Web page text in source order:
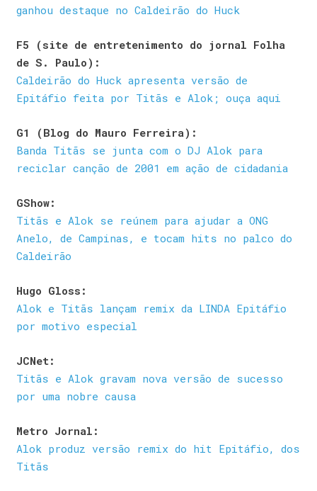
ganhou destaque no Caldeirão do Huck
F5 (site de entretenimento do jornal Folha
de S. Paulo):
Caldeirão do Huck apresenta versão de
Epitáfio feita por Titãs e Alok; ouça aqui
G1 (Blog do Mauro Ferreira):
Banda Titãs se junta com o DJ Alok para
reciclar canção de 2001 em ação de cidadania
GShow:
Titãs e Alok se reúnem para ajudar a ONG
Anelo, de Campinas, e tocam hits no palco do
Caldeirão
Hugo Gloss:
Alok e Titãs lançam remix da LINDA Epitáfio
por motivo especial
JCNet:
Titãs e Alok gravam nova versão de sucesso
por uma nobre causa
Metro Jornal:
Alok produz versão remix do hit Epitáfio, dos
Titãs